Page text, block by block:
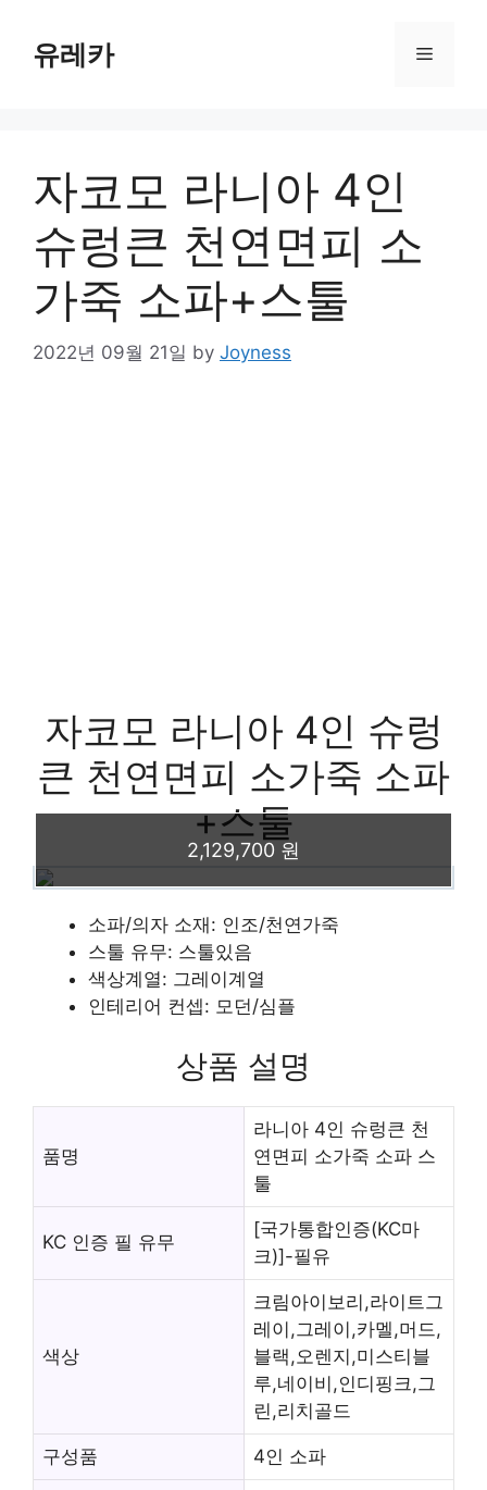
content유레카 Menu
자코모 라니아 4인
슈렁큰 천연면피 소
가죽 소파+스툴
2022년 09월 21일 by Joyness
자코모 라니아 4인 슈렁
큰 천연면피 소가죽 소파
+스툴
2,129,700 원
소파/의자 소재: 인조/천연가죽
스툴 유무: 스툴있음
색상계열: 그레이계열
인테리어 컨셉: 모던/심플
상품 설명
품명
라니아 4인 슈렁큰 천
연면피 소가죽 소파 스
툴
KC 인증 필 유무
[국가통합인증(KC마
크)]-필유
색상
크림아이보리,라이트그
레이,그레이,카멜,머드,
블랙,오렌지,미스티블
루,네이비,인디핑크,그
린,리치골드
구성품 4인 소파